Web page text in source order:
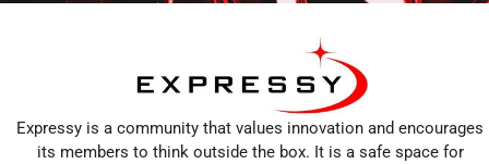
Expressy is a community that values innovation and encourages
its members to think outside the box. It is a safe space for